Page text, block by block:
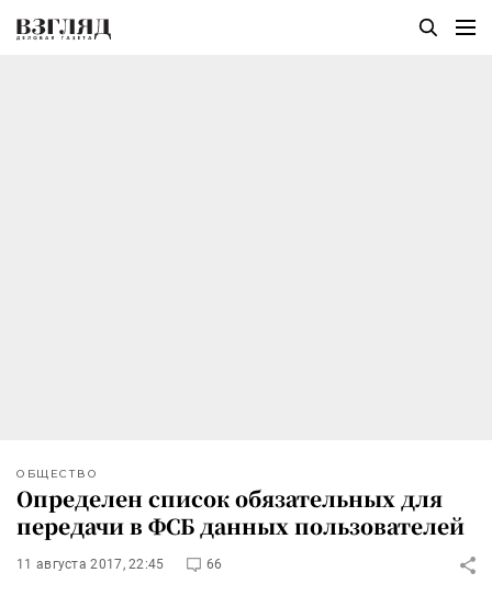
ОБЩЕСТВО
Определен список обязательных для
передачи в ФСБ данных пользователей
11 августа 2017, 22:45 66